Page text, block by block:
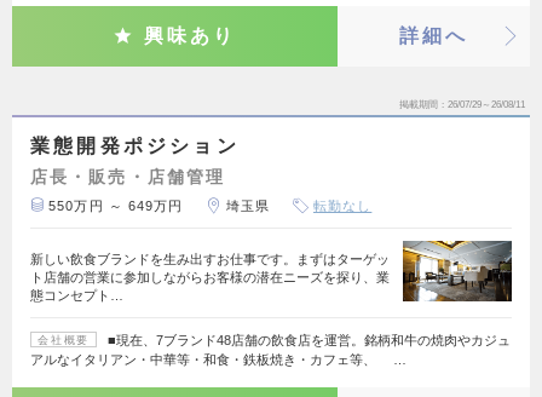
興味あり 詳細へ
掲載期間 26/07/29～26/08/11
業態開発ポジション
店長・販売・店舗管理
550万円 ～ 649万円 埼玉県 転勤なし
新しい飲食ブランドを生み出すお仕事です。まずはターゲッ
ト店舗の営業に参加しながらお客様の潜在ニーズを探り、業
態コンセプト…
会社概要
■現在、7ブランド48店舗の飲食店を運営。銘柄和牛の焼肉やカジュ
アルなイタリアン・中華等・和食・鉄板焼き・カフェ等、 …